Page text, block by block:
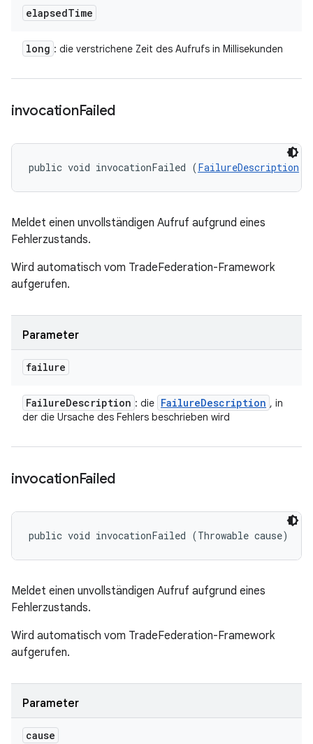
elapsedTime
long : die verstrichene Zeit des Aufrufs in Millisekunden
invocationFailed
public void invocationFailed (FailureDescription
Meldet einen unvollständigen Aufruf aufgrund eines
Fehlerzustands.
Wird automatisch vom TradeFederation-Framework
aufgerufen.
Parameter
failure
FailureDescription : die FailureDescription , in
der die Ursache des Fehlers beschrieben wird
invocationFailed
public void invocationFailed (Throwable cause)
Meldet einen unvollständigen Aufruf aufgrund eines
Fehlerzustands.
Wird automatisch vom TradeFederation-Framework
aufgerufen.
Parameter
cause